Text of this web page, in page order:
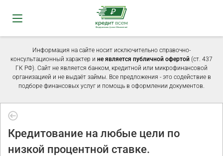
Информация на сайте носит исключительно справочно-
консультационный характер и не является публичной офертой (ст. 437
ГК РФ). Сайт не является банком, кредитной или микрофинансовой
организацией и не выдаёт займы. Все предложения - это содействие в
подборе финансовых услуг и помощь в оформлении документов.
Кредитование на любые цели по
низкой процентной ставке.